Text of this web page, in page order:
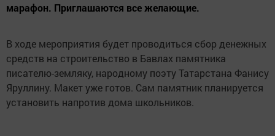
марафон. Приглашаются все желающие.
В ходе мероприятия будет проводиться сбор денежных
средств на строительство в Бавлах памятника
писателю-земляку, народному поэту Татарстана Фанису
Яруллину. Макет уже готов. Сам памятник планируется
установить напротив дома школьников.